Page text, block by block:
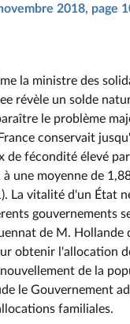
2018, page
la ministre des
révèle un solde
le problème
conservait
fécondité élevé
une moyenne de
La vitalité d'un État
gouvernements
de M. Hollande
obtenir l'allocation
de la
le Gouvernement
familiales.